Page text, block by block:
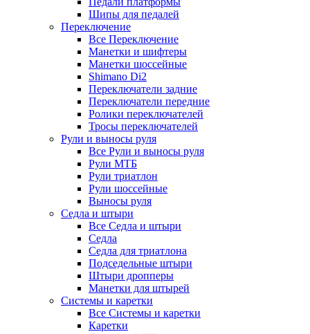
Шипы для педалей
Переключение
Все Переключение
Манетки и шифтеры
Манетки шоссейные
Shimano Di2
Переключатели задние
Переключатели передние
Ролики переключателей
Тросы переключателей
Рули и выносы руля
Все Рули и выносы руля
Рули МТБ
Рули триатлон
Рули шоссейные
Выносы руля
Седла и штыри
Все Седла и штыри
Седла
Седла для триатлона
Подседельные штыри
Штыри дропперы
Манетки для штырей
Системы и каретки
Все Системы и каретки
Каретки